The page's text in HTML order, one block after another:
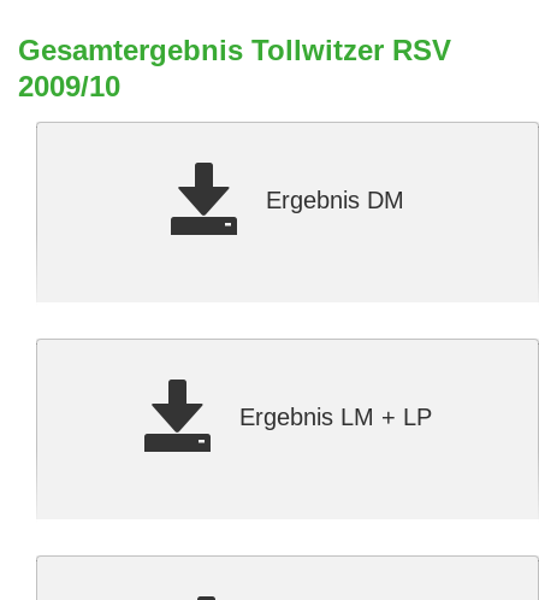
Gesamtergebnis Tollwitzer RSV
2009/10
Ergebnis DM
Ergebnis LM + LP